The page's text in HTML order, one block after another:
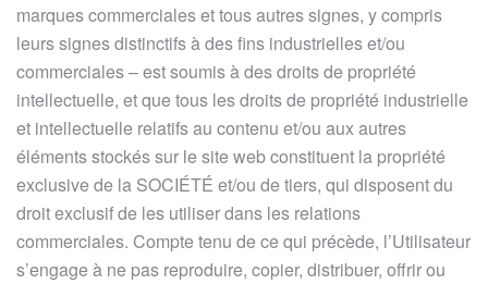
marques commerciales et tous autres signes, y compris
leurs signes distinctifs à des fins industrielles et/ou
commerciales – est soumis à des droits de propriété
intellectuelle, et que tous les droits de propriété industrielle
et intellectuelle relatifs au contenu et/ou aux autres
éléments stockés sur le site web constituent la propriété
exclusive de la SOCIÉTÉ et/ou de tiers, qui disposent du
droit exclusif de les utiliser dans les relations
commerciales. Compte tenu de ce qui précède, l’Utilisateur
s’engage à ne pas reproduire, copier, distribuer, offrir ou